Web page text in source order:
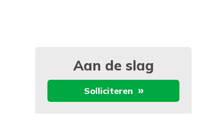
Aan de slag
Solliciteren